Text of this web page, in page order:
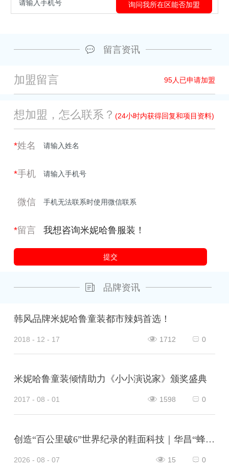
留言资讯
加盟留言 95人已申请加盟
想加盟，怎么联系？ (24小时内获得回复和项目资料)
*姓名
*手机
微信
*留言
品牌资讯
韩风品牌米妮哈鲁童装都市辣妈首选！
2018 - 12 - 17 0
1712
米妮哈鲁童装倾情助力《小小演说家》颁奖盛典
2017 - 08 - 01 0
1598
创造“百公里破6”世界纪录的鞋面科技｜华昌“蜂鸟翼网纱”定义极致轻量
2026 - 08 - 07 0
15